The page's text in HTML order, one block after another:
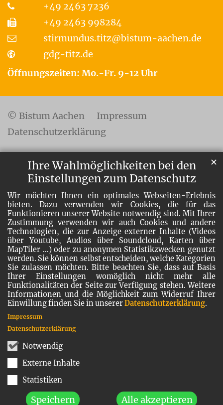
Ihre Wahlmöglichkeiten bei den
Einstellungen zum Datenschutz
Wir möchten Ihnen ein optimales Webseiten-Erlebnis
bieten. Dazu verwenden wir Cookies, die für das
Funktionieren unserer Website notwendig sind. Mit Ihrer
Zustimmung verwenden wir auch Cookies und andere
Technologien, die zur Anzeige externer Inhalte (Videos
über Youtube, Audios über Soundcloud, Karten über
MapTiler ...) oder zu anonymen Statistikzwecken genutzt
werden. Sie können selbst entscheiden, welche Kategorien
Sie zulassen möchten. Bitte beachten Sie, dass auf Basis
Ihrer Einstellungen womöglich nicht mehr alle
Funktionalitäten der Seite zur Verfügung stehen. Weitere
Informationen und die Möglichkeit zum Widerruf Ihrer
Einwillung finden Sie in unsererDatenschutzerklärung.
Notwendig
Externe Inhalte
Statistiken
Speichern Alle akzeptieren
✕
Impressum
Datenschutzerklärung
+49 2463 7236
+49 2463 998284
stirmundus.titz@bistum-aachen.de
gdg-titz.de
Öffnungszeiten: Mo.-Fr. 9-12 Uhr
© Bistum Aachen
Impressum
Datenschutzerklärung